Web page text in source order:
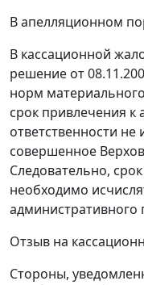
В апелляционном
В кассационной
решение от
норм
срок привлечения к
ответственности не
совершенное
Следовательно,
необходимо
Отзыв на
Стороны,